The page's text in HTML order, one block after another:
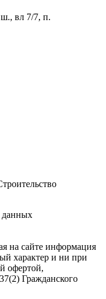
вл 7/7, п.
данных
на сайте информация
характер и ни при
офертой,
Гражданского